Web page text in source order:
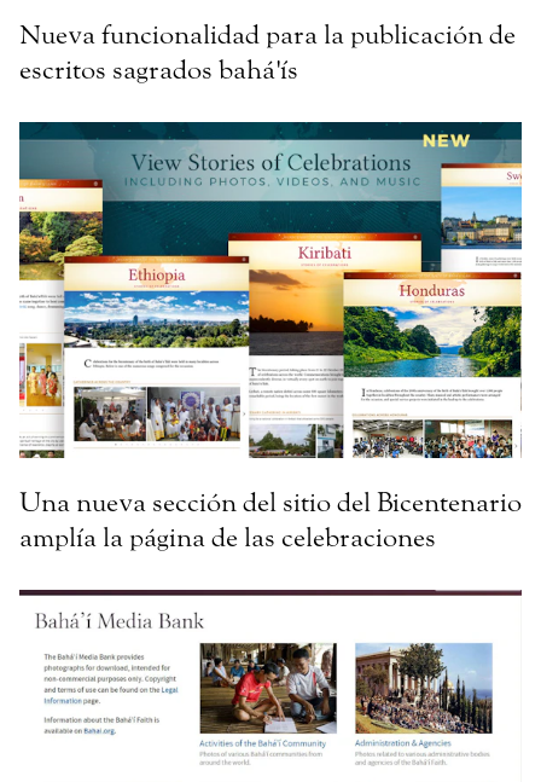
Nueva funcionalidad para la publicación de
escritos sagrados bahá'ís
Una nueva sección del sitio del Bicentenario
amplía la página de las celebraciones